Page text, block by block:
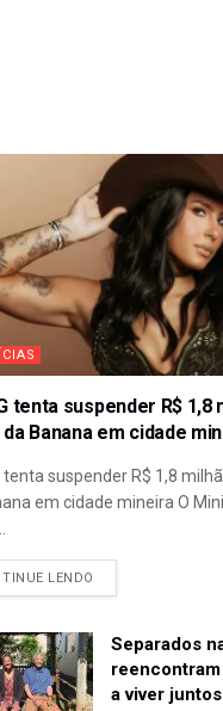
tenta suspender R$ 1,8
Banana em cidade
tenta suspender R$ 1,8
em cidade mineira O
LENDO
Separados
a viver